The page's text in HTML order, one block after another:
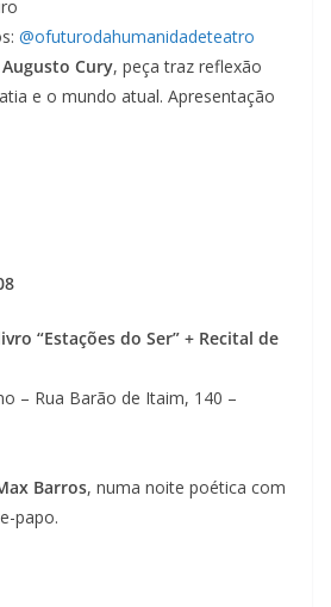
@ofuturodahumanidadeteatro
Augusto Cury, peça traz reflexão
e o mundo atual. Apresentação
“Estações do Ser” + Recital de
– Rua Barão de Itaim, 140 –
Barros, numa noite poética com
papo.